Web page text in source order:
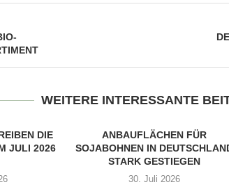
WEITERE INTERESSANTE
DIE
JULI 2026
ANBAUFLÄCHEN FÜR
SOJABOHNEN IN
STARK GESTIEGEN
30. Juli 2026